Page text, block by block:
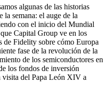
algunas de las historias
la semana: el auge de la
con el inicio del Mundial
Capital Group ve en los
de Fidelity sobre cómo Europa
fase de la revolución de la
de los semiconductores en
los fondos de inversión
visita del Papa León XIV a